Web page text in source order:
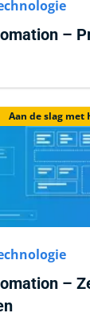
–
Aan de slag met
–